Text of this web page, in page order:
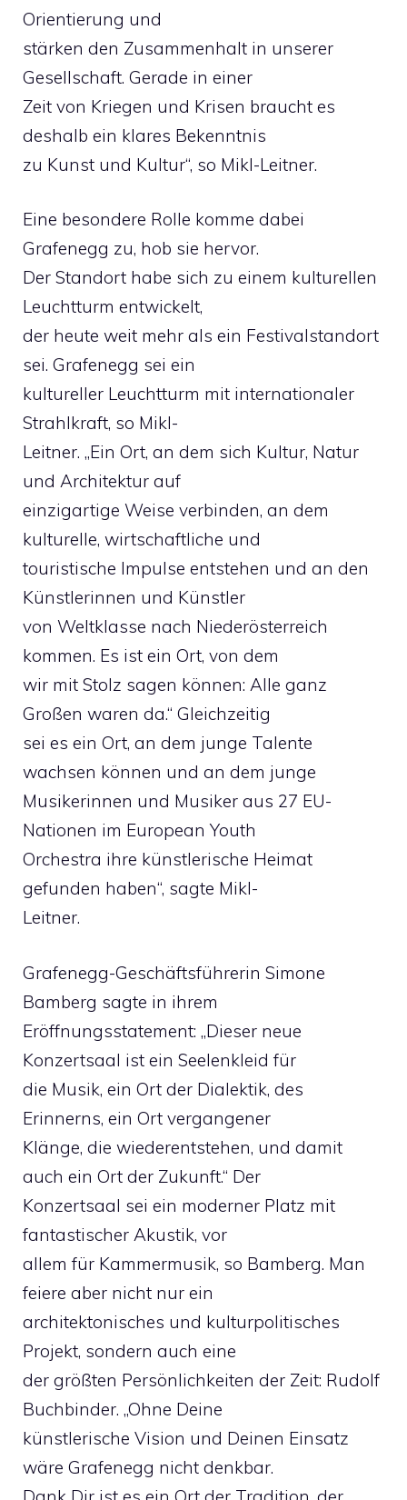
Orientierung und
stärken den Zusammenhalt in unserer
Gesellschaft. Gerade in einer
Zeit von Kriegen und Krisen braucht es
deshalb ein klares Bekenntnis
zu Kunst und Kultur“, so Mikl-Leitner.
Eine besondere Rolle komme dabei
Grafenegg zu, hob sie hervor.
Der Standort habe sich zu einem kulturellen
Leuchtturm entwickelt,
der heute weit mehr als ein Festivalstandort
sei. Grafenegg sei ein
kultureller Leuchtturm mit internationaler
Strahlkraft, so Mikl-
Leitner. „Ein Ort, an dem sich Kultur, Natur
und Architektur auf
einzigartige Weise verbinden, an dem
kulturelle, wirtschaftliche und
touristische Impulse entstehen und an den
Künstlerinnen und Künstler
von Weltklasse nach Niederösterreich
kommen. Es ist ein Ort, von dem
wir mit Stolz sagen können: Alle ganz
Großen waren da.“ Gleichzeitig
sei es ein Ort, an dem junge Talente
wachsen können und an dem junge
Musikerinnen und Musiker aus 27 EU-
Nationen im European Youth
Orchestra ihre künstlerische Heimat
gefunden haben“, sagte Mikl-
Leitner.
Grafenegg-Geschäftsführerin Simone
Bamberg sagte in ihrem
Eröffnungsstatement: „Dieser neue
Konzertsaal ist ein Seelenkleid für
die Musik, ein Ort der Dialektik, des
Erinnerns, ein Ort vergangener
Klänge, die wiederentstehen, und damit
auch ein Ort der Zukunft.“ Der
Konzertsaal sei ein moderner Platz mit
fantastischer Akustik, vor
allem für Kammermusik, so Bamberg. Man
feiere aber nicht nur ein
architektonisches und kulturpolitisches
Projekt, sondern auch eine
der größten Persönlichkeiten der Zeit: Rudolf
Buchbinder. „Ohne Deine
künstlerische Vision und Deinen Einsatz
wäre Grafenegg nicht denkbar.